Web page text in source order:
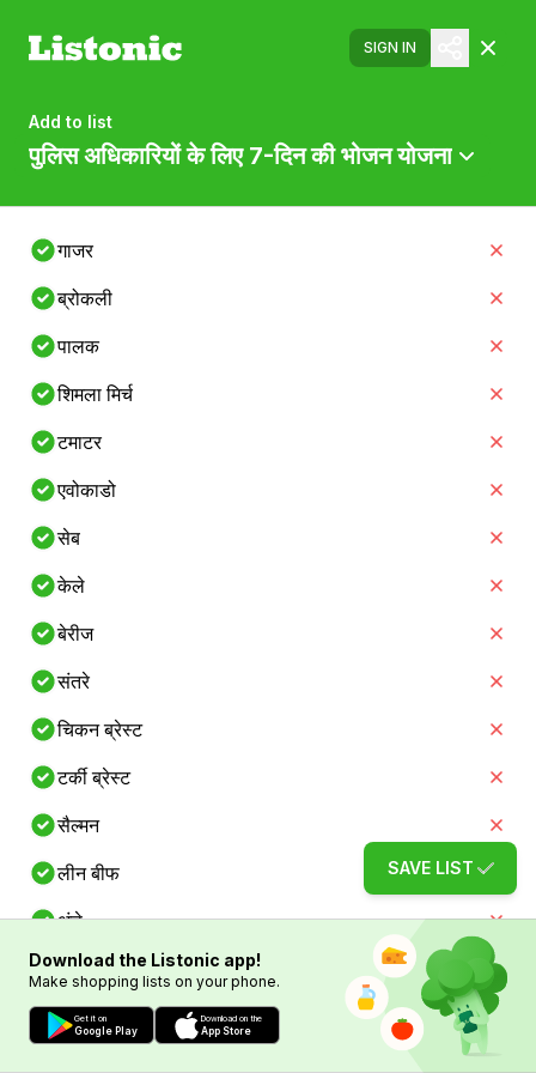
SIGN IN
Add to list
पुलिस अधिकारियों के लिए 7-दिन की भोजन योजना
गाजर
ब्रोकली
पालक
शिमला मिर्च
टमाटर
एवोकाडो
सेब
केले
बेरीज
संतरे
चिकन ब्रेस्ट
टर्की ब्रेस्ट
सैल्मन
लीन बीफ
अंडे
ग्रीक योगर्ट
दूध
SAVE LIST
Download the Listonic app!
Make shopping lists on your phone.
Get it on
Google Play
Download on the
App Store